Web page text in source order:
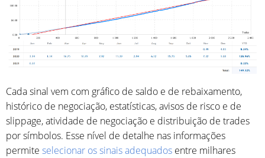
Cada sinal vem com gráfico de saldo e de rebaixamento,
histórico de negociação, estatísticas, avisos de risco e de
slippage, atividade de negociação e distribuição de trades
por símbolos. Esse nível de detalhe nas informações
permite selecionar os sinais adequados entre milhares